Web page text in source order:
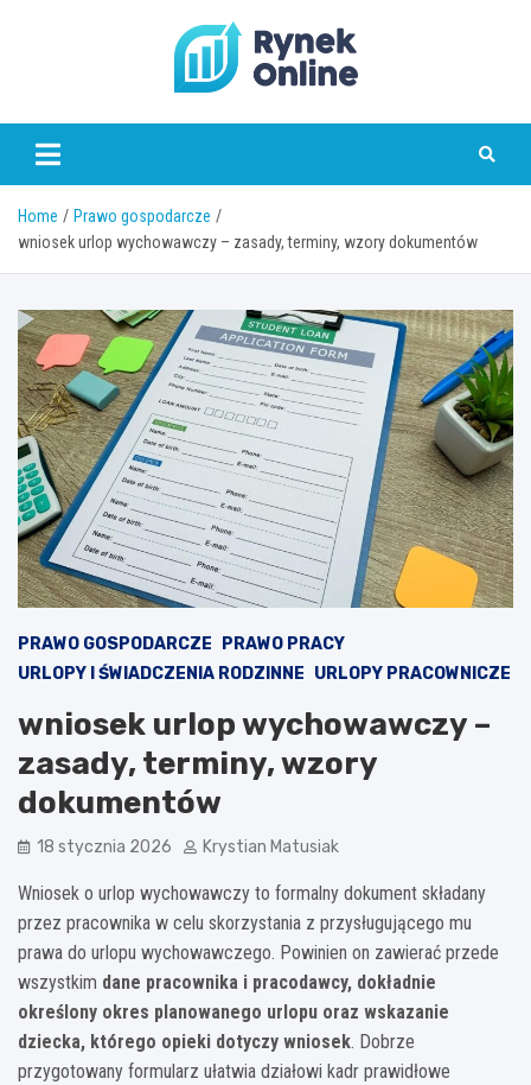
www.rynekonline.pl
Home
Prawo gospodarcze
wniosek urlop wychowawczy – zasady, terminy, wzory dokumentów
PRAWO GOSPODARCZE
PRAWO PRACY
URLOPY I ŚWIADCZENIA RODZINNE URLOPY PRACOWNICZE
wniosek urlop wychowawczy –
zasady, terminy, wzory
dokumentów
18 stycznia 2026 Krystian Matusiak
Wniosek o urlop wychowawczy to formalny dokument składany
przez pracownika w celu skorzystania z przysługującego mu
prawa do urlopu wychowawczego. Powinien on zawierać przede
wszystkim dane pracownika i pracodawcy, dokładnie
określony okres planowanego urlopu oraz wskazanie
dziecka, którego opieki dotyczy wniosek. Dobrze
przygotowany formularz ułatwia działowi kadr prawidłowe